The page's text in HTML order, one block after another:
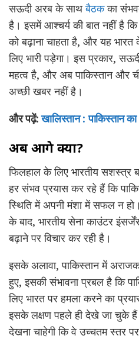
सऊदी अरब के साथबैठकका
है। इसमें आश्चर्य की बात नहीं है कि
को बढ़ाना चाहता है, और यह भारत
लिए भारी पड़ेगा। इस प्रकार,
महत्व है, और अब पाकिस्तान और
अच्छी खबर नहीं है।
और पढ़ें:खालिस्तान : पाकिस्तान
अब आगे क्या?
फिलहाल के लिए भारतीय सशस्त्र
हर संभव प्रयास कर रहे हैं कि
स्थिति में अपनी मंशा में सफल न
के बाद, भारतीय सेना काउंटर
बढ़ाने पर विचार कर रही है।
इसके अलावा, पाकिस्तान में
हुए, इसकी संभावना प्रबल है कि
लिए भारत पर हमला करने का
इसके लक्षण पहले ही देखे जा चुके
देखना चाहेगी कि वे उच्चतम स्तर